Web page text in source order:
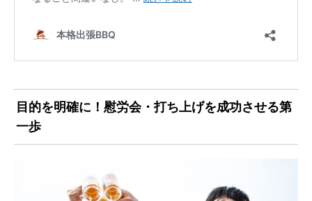
目的を明確に！慰労会・打ち上げを成功させる第
一歩